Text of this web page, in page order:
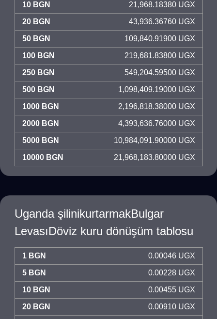
10 BGN 21,968.18380 UGX
20 BGN 43,936.36760 UGX
50 BGN 109,840.91900 UGX
100 BGN 219,681.83800 UGX
250 BGN 549,204.59500 UGX
500 BGN 1,098,409.19000 UGX
1000 BGN 2,196,818.38000 UGX
2000 BGN 4,393,636.76000 UGX
5000 BGN 10,984,091.90000 UGX
10000 BGN 21,968,183.80000 UGX
Uganda şilinikurtarmakBulgar
LevasıDöviz kuru dönüşüm tablosu
1 BGN 0.00046 UGX
5 BGN 0.00228 UGX
10 BGN 0.00455 UGX
20 BGN 0.00910 UGX